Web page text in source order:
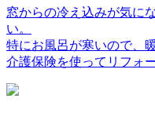
窓からの冷え込みが気に
い。
特にお風呂が寒いので、
介護保険を使ってリフォ